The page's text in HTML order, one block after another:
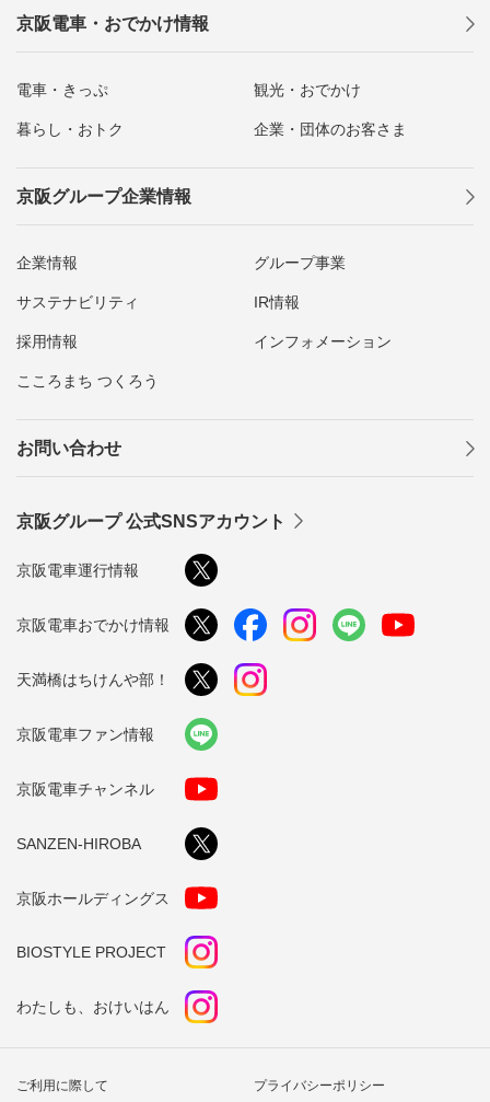
京阪電車・おでかけ情報
電車・きっぷ 観光・おでかけ
暮らし・おトク 企業・団体のお客さま
京阪グループ企業情報
企業情報 グループ事業
サステナビリティ IR情報
採用情報 インフォメーション
こころまち つくろう
お問い合わせ
京阪グループ 公式SNSアカウント
京阪電車運行情報
京阪電車おでかけ情報
天満橋はちけんや部！
京阪電車ファン情報
京阪電車チャンネル
SANZEN-HIROBA
京阪ホールディングス
BIOSTYLE PROJECT
わたしも、おけいはん
ご利用に際して プライバシーポリシー